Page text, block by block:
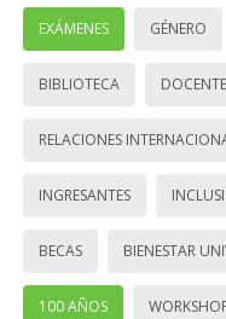
EXÁMENES GÉNERO
BIBLIOTECA
RELACIONES
INGRESANTES
BECAS BIENESTAR
100 AÑOS